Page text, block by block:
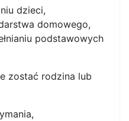
dzieci,
domowego,
podstawowych
zostać rodzina lub